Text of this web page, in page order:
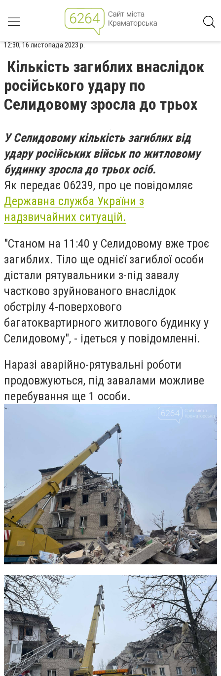
12:30, 16 листопада 2023 р.
Кількість загиблих внаслідок
російського удару по
Селидовому зросла до трьох
У Селидовому кількість загиблих від
удару російських військ по житловому
будинку зросла до трьох осіб.
Як передає 06239, про це повідомляє
Державна служба України з
надзвичайних ситуацій.
"Станом на 11:40 у Селидовому вже троє
загиблих. Тіло ще однієї загиблої особи
дістали рятувальники з-під завалу
частково зруйнованого внаслідок
обстрілу 4-поверхового
багатоквартирного житлового будинку у
Селидовому", - ідеться у повідомленні.
Наразі аварійно-рятувальні роботи
продовжуються, під завалами можливе
перебування ще 1 особи.